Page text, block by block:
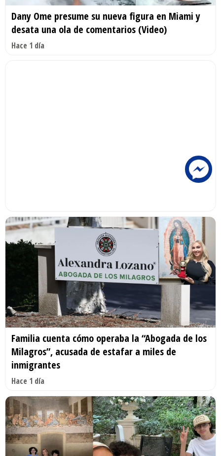
Dany Ome presume su nueva figura en Miami y
desata una ola de comentarios (Video)
Hace 1 día
Familia cuenta cómo operaba la “Abogada de los
Milagros”, acusada de estafar a miles de
inmigrantes
Hace 1 día